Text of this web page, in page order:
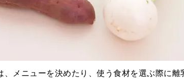
メニューを決めたり、使う食材を選ぶ際に離